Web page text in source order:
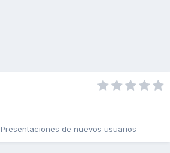
Presentaciones de nuevos usuarios